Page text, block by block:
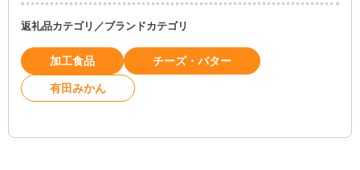
返礼品カテゴリ／ブランドカテゴリ
加工食品 チーズ・バター
有田みかん